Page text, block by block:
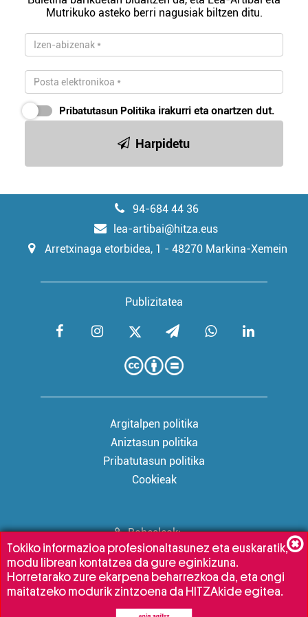
Mutrikuko asteko berri nagusiak biltzen ditu.
Pribatutasun Politika irakurri eta onartzen dut.
Harpidetu
94-684 44 36
lea-artibai@hitza.eus
Arretxinaga etorbidea, 1 - 48270 Markina-Xemein
Publizitatea
Argitalpen politika
Aniztasun politika
Pribatutasun politika
Cookieak
Babesleak:
Tokiko informazioa profesionaltasunez eta euskaratik,
modu librean kontatzea da gure eginkizuna.
Horretarako zure ekarpena beharrezkoa da, eta ongi
maitatzeko modurik zintzoena da HITZAkide egitea.